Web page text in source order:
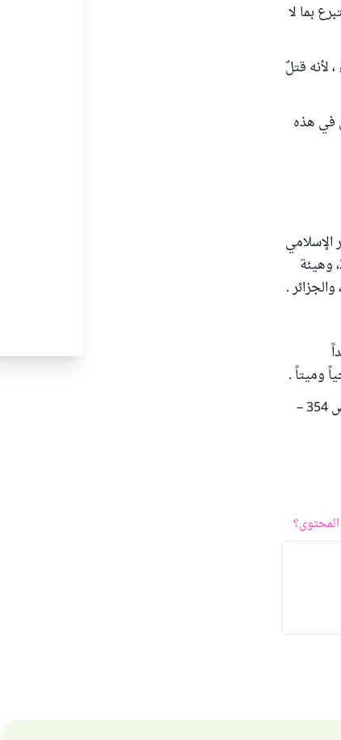
بما لا
لأنه قتلٌ
في هذه
الدولي المنعقد بماليزيا ، ومجمع الفقه الإسلامي بالأغلبية وانظر فتواه في السؤال رقم 2117، وهيئة
.
وميتاً .
وللمزيد : انظر إلى كتاب : " أحكام الجراحة الطبية " للشيخ محمد المختار الشنقيطي ( من ص 354 –